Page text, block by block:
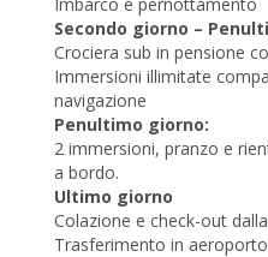
Secondo giorno –
Crociera sub in pensione
Immersioni illimitate
navigazione
Penultimo giorno:
2 immersioni, pranzo e
a bordo.
Ultimo giorno
Colazione e check-out
Trasferimento in